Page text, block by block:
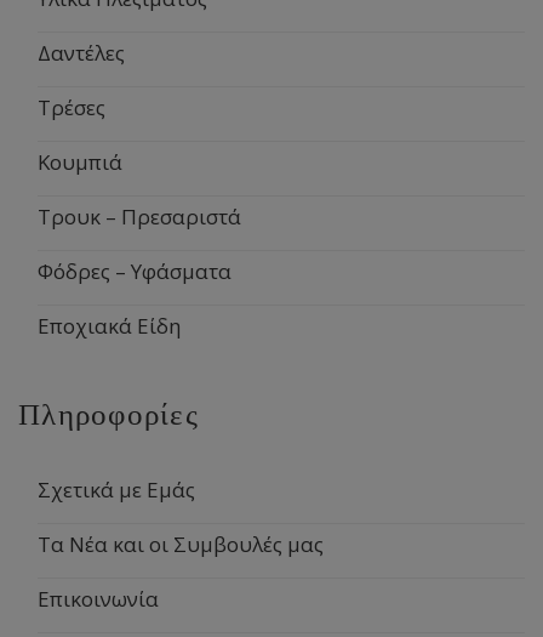
Δαντέλες
Τρέσες
Κουμπιά
Τρουκ – Πρεσαριστά
Φόδρες – Υφάσματα
Εποχιακά Είδη
Πληροφορίες
Σχετικά με Εμάς
Τα Νέα και οι Συμβουλές μας
Επικοινωνία